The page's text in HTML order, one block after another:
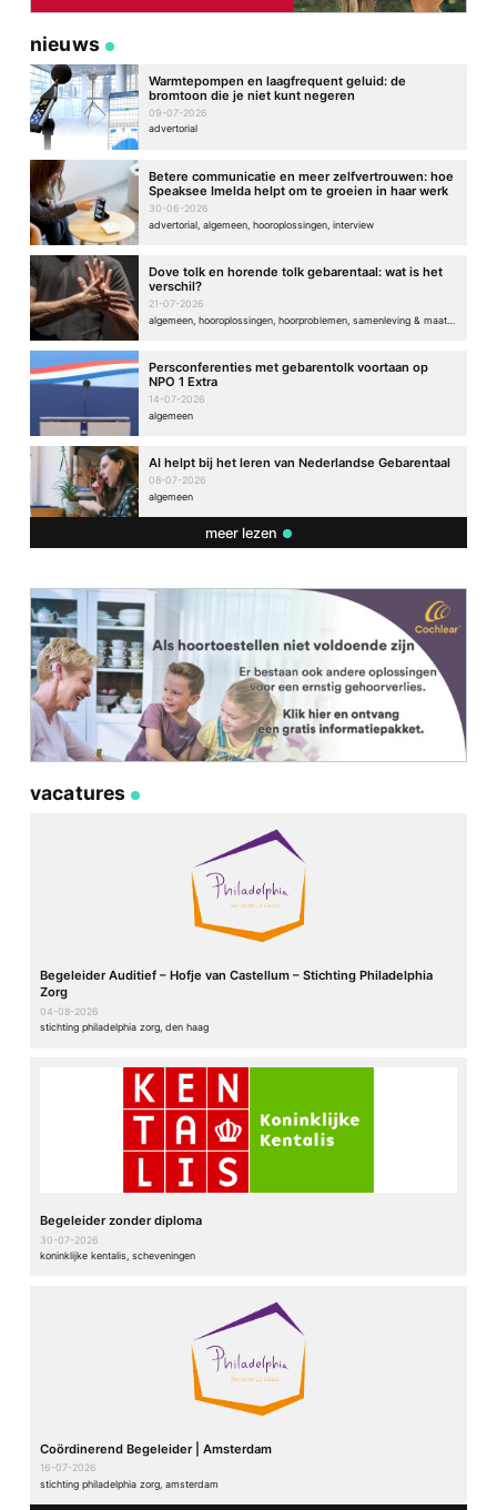
nieuws
Warmtepompen en laagfrequent geluid: de
bromtoon die je niet kunt negeren
09-07-2026
advertorial
Betere communicatie en meer zelfvertrouwen: hoe
Speaksee Imelda helpt om te groeien in haar werk
30-06-2026
advertorial, algemeen, hooroplossingen, interview
Dove tolk en horende tolk gebarentaal: wat is het
verschil?
21-07-2026
Persconferenties met gebarentolk voortaan op
NPO 1 Extra
14-07-2026
algemeen
AI helpt bij het leren van Nederlandse Gebarentaal
08-07-2026
algemeen
meer lezen
vacatures
Begeleider Auditief – Hofje van Castellum – Stichting Philadelphia
Zorg
04-08-2026
stichting philadelphia zorg, den haag
Begeleider zonder diploma
30-07-2026
koninklijke kentalis, scheveningen
Coördinerend Begeleider | Amsterdam
16-07-2026
stichting philadelphia zorg, amsterdam